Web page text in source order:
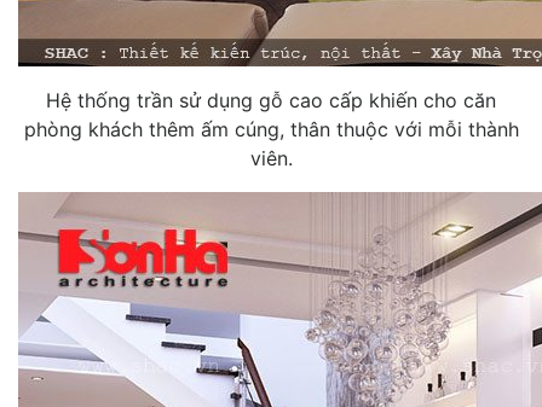
Hệ thống trần sử dụng gỗ cao cấp khiến cho căn
phòng khách thêm ấm cúng, thân thuộc với mỗi thành
viên.